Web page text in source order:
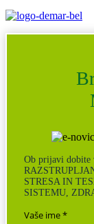
Ob prijavi dobite
STRESA IN
SISTEMU,
Vaše ime